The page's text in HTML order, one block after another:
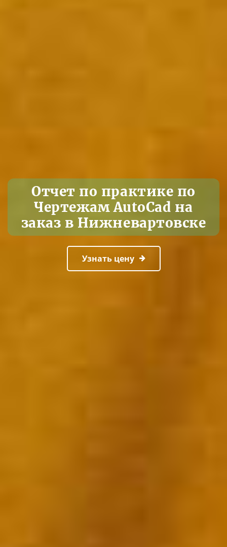
Отчет по практике по
Чертежам AutoCad на
заказ в Нижневартовске
Узнать цену